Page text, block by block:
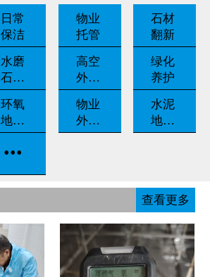
联系我们
日常
保洁
物业
托管
石材
翻新
水磨
石翻
新
高空
外墙
清洗
绿化
养护
环氧
地坪
漆
物业
外包
保洁
水泥
地坪
打磨
...
查看更多